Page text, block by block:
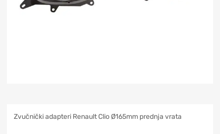
Zvučnički adapteri Renault Clio Ø165mm prednja vrata